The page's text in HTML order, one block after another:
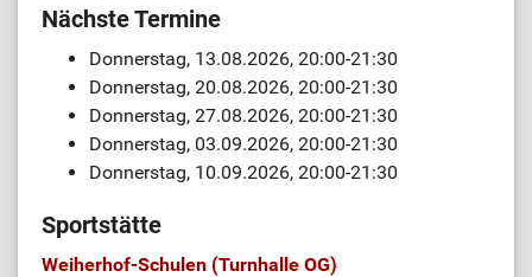
Nächste Termine
Donnerstag, 13.08.2026, 20:00-21:30
Donnerstag, 20.08.2026, 20:00-21:30
Donnerstag, 27.08.2026, 20:00-21:30
Donnerstag, 03.09.2026, 20:00-21:30
Donnerstag, 10.09.2026, 20:00-21:30
Sportstätte
Weiherhof-Schulen (Turnhalle OG)